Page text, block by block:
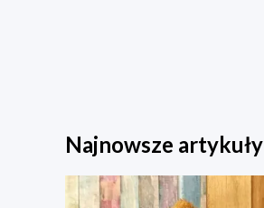
Najnowsze artykuły